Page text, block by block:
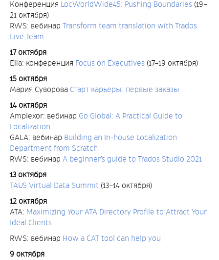
Конференция
LocWorldWide45: Pushing Boundaries (19–
21 октября)
RWS: вебинар Transform team translation with Trados
Live Team
17 октября
Elia: конференция Focus on Executives (17–19 октября)
15 октября
Мария Суворова Старт карьеры: первые заказы
14 октября
Amplexor: вебинар Go Global: A Practical Guide to
Localization
GALA: вебинар Building an In-house Localization
Department from Scratch
RWS: вебинар A beginner’s guide to Trados Studio 2021
13 октября
TAUS Virtual Data Summit (13–14 октября)
12 октября
ATA: Maximizing Your ATA Directory Profile to Attract Your
Ideal Clients
RWS: вебинар How a CAT tool can help you
9 октября